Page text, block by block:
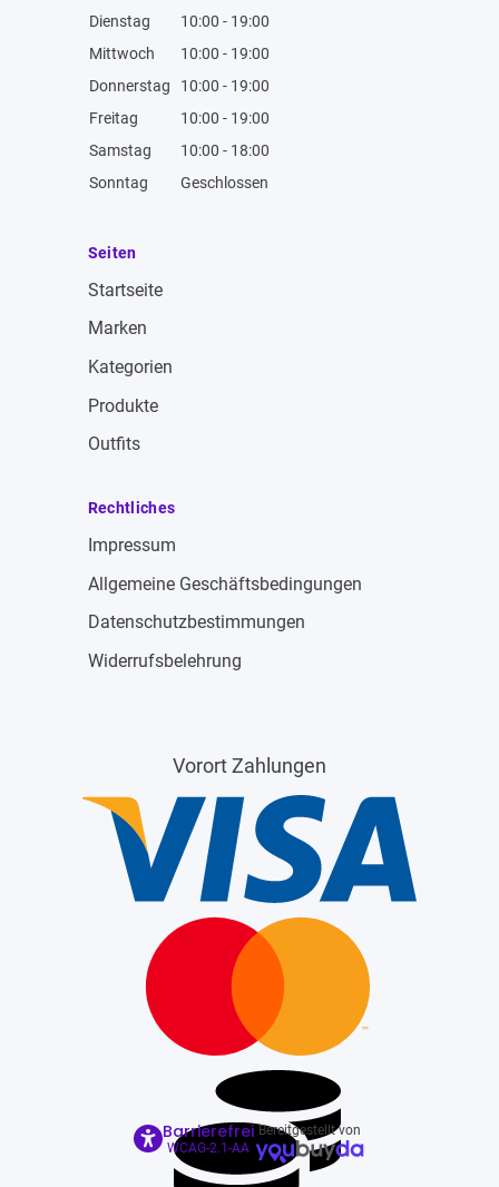
Dienstag
10:00 - 19:00
Mittwoch
10:00 - 19:00
Donnerstag
10:00 - 19:00
Freitag
10:00 - 19:00
Samstag
10:00 - 18:00
Sonntag
Geschlossen
Seiten
Startseite
Marken
Kategorien
Produkte
Outfits
Rechtliches
Impressum
Allgemeine Geschäftsbedingungen
Datenschutzbestimmungen
Widerrufsbelehrung
Vorort Zahlungen
Barrierefrei
WCAG-2.1-AA
Bereitgestellt von